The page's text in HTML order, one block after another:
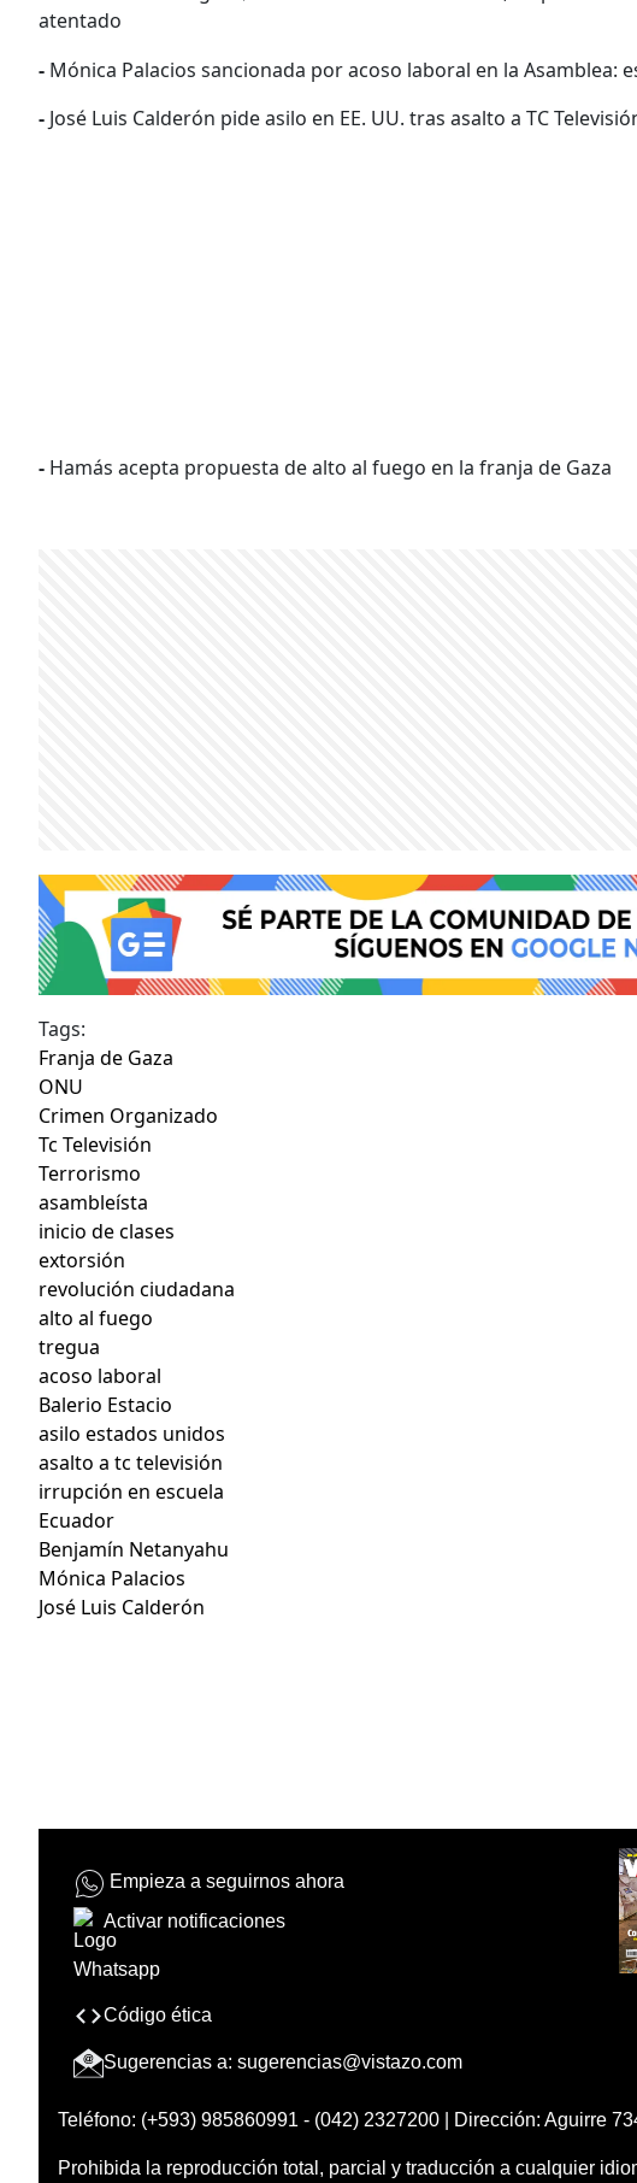
atentado
- Mónica Palacios sancionada por acoso laboral en la Asamblea:
- José Luis Calderón pide asilo en EE. UU. tras asalto a TC
- Hamás acepta propuesta de alto al fuego en la franja de Gaza
Tags:
Franja de Gaza
ONU
Crimen Organizado
Tc Televisión
Terrorismo
asambleísta
inicio de clases
extorsión
revolución ciudadana
alto al fuego
tregua
acoso laboral
Balerio Estacio
asilo estados unidos
asalto a tc televisión
irrupción en escuela
Ecuador
Benjamín Netanyahu
Mónica Palacios
José Luis Calderón
Empieza a seguirnos ahora
Activar notificaciones
Código ética
Sugerencias a: sugerencias@vistazo.com
Teléfono: (+593) 985860991 - (042) 2327200 | Dirección: Aguirre
Prohibida la reproducción total, parcial y traducción a cualquier